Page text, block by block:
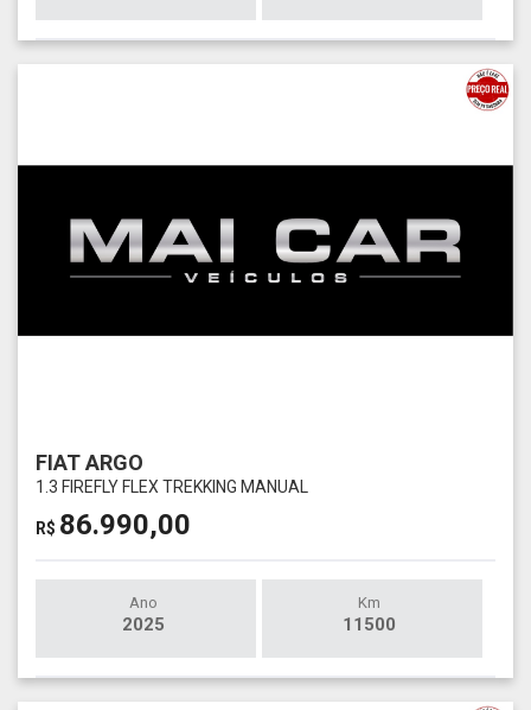
FIAT ARGO
1.3 FIREFLY FLEX TREKKING MANUAL
R$ 86.990,00
Ano
2025
Km
11500